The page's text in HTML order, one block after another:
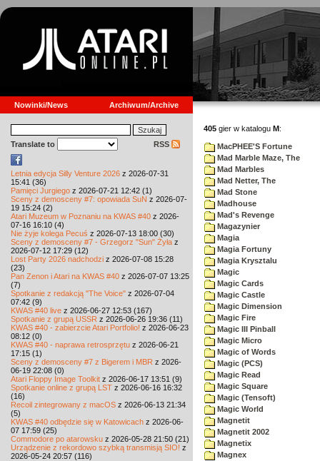
Nowinki/News Archiwum/Archive
Translate to RSS
Letnia edycja Silly Venture 2026 z 2026-07-31
15:41 (36)
Pamięci Jurgiego z 2026-07-21 12:42 (1)
Sceny z demosceny #7: opowiada SuN z 2026-07-
19 15:24 (2)
Atari Muzeum w Poznaniu na KWAS #40 z 2026-
07-16 16:10 (4)
Nie żyje kolega Pecuś z 2026-07-13 18:00 (30)
Sceny z demosceny #7 - Grzegorz "Sun" Żyła z
2026-07-12 17:29 (12)
Lost Party 2026 nadchodzi z 2026-07-08 15:28
(23)
Pan Zenon i Atari na KWAS #40 z 2026-07-07 13:25
(7)
Spotkanie z redakcją "The Voice" z 2026-07-04
07:42 (9)
KWAS #40 live z 2026-06-27 12:53 (167)
Spotkanie z grupą USSR z 2026-06-26 19:36 (11)
KWAS #40 - zabierzcie Atari Portfolio! z 2026-06-23
08:12 (0)
KWAS #40 - naprawa retrosprzętu z 2026-06-21
17:15 (1)
Sceny z demosceny #7 z Bigerem i MBR z 2026-
06-19 22:08 (0)
Atari Floppy Image Toolkit z 2026-06-17 13:51 (9)
Spotkanie online z grupą LST z 2026-06-16 16:32
(16)
Recoil zintegrowany z macOS z 2026-06-13 21:34
(5)
KWAS #40 odbędzie się w Katowicach z 2026-06-
07 17:59 (25)
Commodore po atarowsku z 2026-05-28 21:50 (21)
Urządzenie z rekordowo szybką transmisją SIO! z
2026-05-24 20:57 (116)
405 gier w katalogu M:
MacPHEE'S Fortune
Mad Marble Maze, The
Mad Marbles
Mad Netter, The
Mad Stone
Madhouse
Mad's Revenge
Magazynier
Magia
Magia Fortuny
Magia Krysztalu
Magic
Magic Cards
Magic Castle
Magic Dimension
Magic Fire
Magic III Pinball
Magic Micro
Magic of Words
Magic (PCS)
Magic Read
Magic Square
Magic (Tensoft)
Magic World
Magnetit
Magnetit 2002
Magnetix
Magnex